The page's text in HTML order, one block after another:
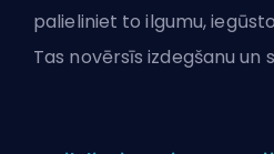
palieliniet to ilgumu,
Tas novērsīs izdegšanu un